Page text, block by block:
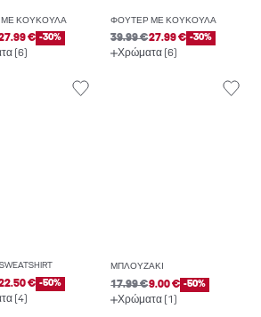
ΚΟΥΚΟΎΛΑ
€ -30%
(6)
ΦΟΎΤΕΡ ΜΕ ΚΟΥΚΟΎΛΑ
39.99 €27.99 € -30%
Χρώματα (6)
€ -50%
(4)
ΜΠΛΟΥΖΆΚΙ
17.99 €9.00 € -50%
Χρώματα (1)